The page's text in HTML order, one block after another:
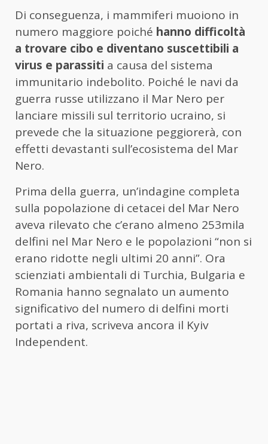
Di conseguenza, i mammiferi muoiono in
numero maggiore poiché hanno difficoltà
a trovare cibo e diventano suscettibili a
virus e parassiti a causa del sistema
immunitario indebolito. Poiché le navi da
guerra russe utilizzano il Mar Nero per
lanciare missili sul territorio ucraino, si
prevede che la situazione peggiorerà, con
effetti devastanti sull’ecosistema del Mar
Nero.
Prima della guerra, un’indagine completa
sulla popolazione di cetacei del Mar Nero
aveva rilevato che c’erano almeno 253mila
delfini nel Mar Nero e le popolazioni “non si
erano ridotte negli ultimi 20 anni”. Ora
scienziati ambientali di Turchia, Bulgaria e
Romania hanno segnalato un aumento
significativo del numero di delfini morti
portati a riva, scriveva ancora il Kyiv
Independent.